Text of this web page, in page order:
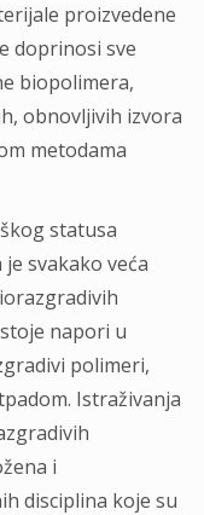
proizvedene
doprinosi sve
biopolimera,
obnovljivih izvora
metodama
statusa
svakako veća
napori u
polimeri,
Istraživanja
i
disciplina koje su